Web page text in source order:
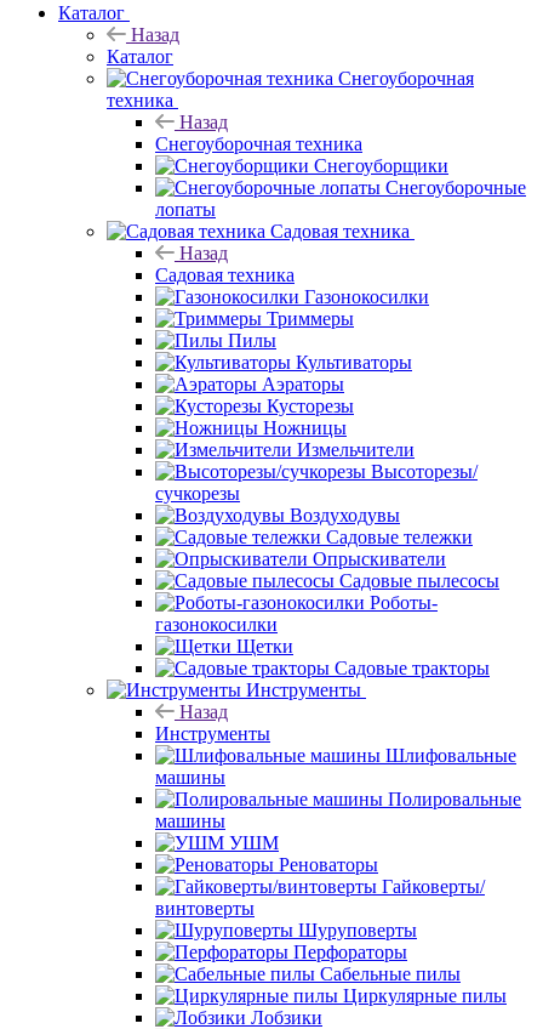
Каталог
Назад
Каталог
Снегоуборочная
техника
Назад
Снегоуборочная техника
Снегоуборщики
Снегоуборочные
лопаты
Садовая техника
Назад
Садовая техника
Газонокосилки
Триммеры
Пилы
Культиваторы
Аэраторы
Кусторезы
Ножницы
Измельчители
Высоторезы/
сучкорезы
Воздуходувы
Садовые тележки
Опрыскиватели
Садовые пылесосы
Роботы-
газонокосилки
Щетки
Садовые тракторы
Инструменты
Назад
Инструменты
Шлифовальные
машины
Полировальные
машины
УШМ
Реноваторы
Гайковерты/
винтоверты
Шуруповерты
Перфораторы
Сабельные пилы
Циркулярные пилы
Лобзики